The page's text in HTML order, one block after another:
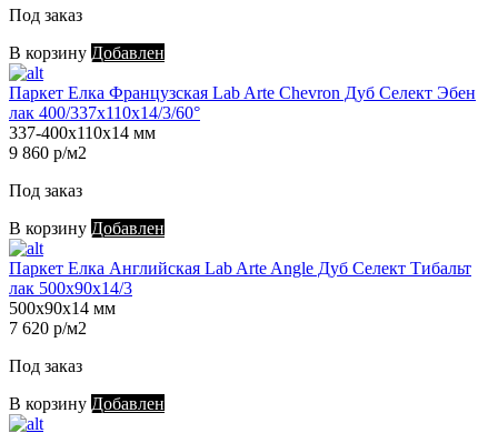
Под заказ
В корзину Добавлен
Паркет Елка Французская Lab Arte Chevron Дуб Селект Эбен
лак 400/337х110х14/3/60°
337-400х110х14 мм
9 860 р/м2
Под заказ
В корзину Добавлен
Паркет Елка Английская Lab Arte Angle Дуб Селект Тибальт
лак 500х90х14/3
500х90х14 мм
7 620 р/м2
Под заказ
В корзину Добавлен